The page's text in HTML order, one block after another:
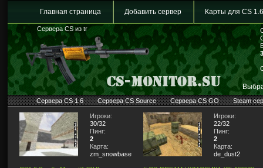
Главная страница Добавить сервер Карты для CS 1.6
Сервера CS из tr
Сервера CS 1.6 Сервера CS Source Сервера CS GO Steam
Игроки:
30/32
Пинг:
2
Карта:
zm_snowbase
Игроки:
22/32
Пинг:
2
Карта:
de_dust2